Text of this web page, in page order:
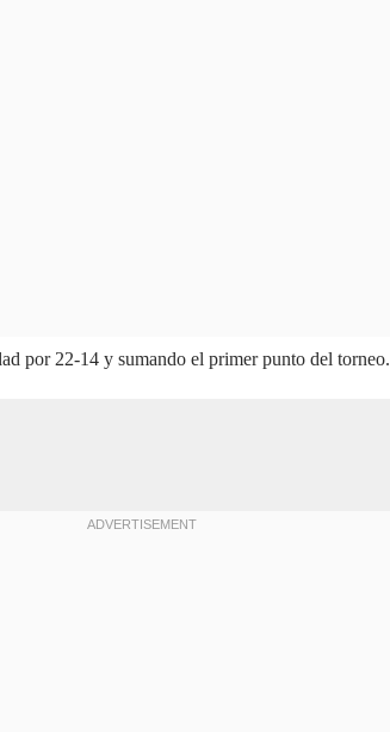
por 22-14 y sumando el primer punto del torneo.